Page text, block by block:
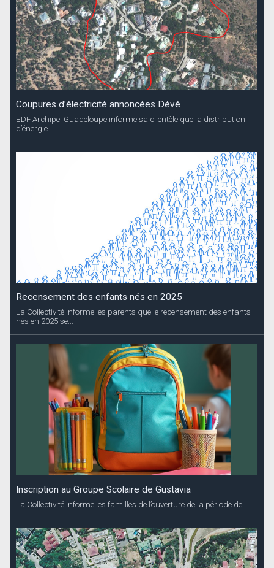
Coupures d’électricité annoncées Dévé
EDF Archipel Guadeloupe informe sa clientèle que la distribution
d’énergie...
Recensement des enfants nés en 2025
La Collectivité informe les parents que le recensement des enfants
nés en 2025 se...
Inscription au Groupe Scolaire de Gustavia
La Collectivité informe les familles de l’ouverture de la période de...